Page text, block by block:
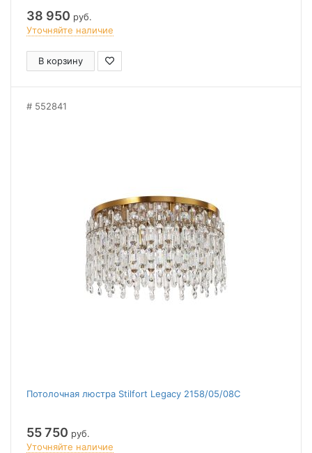
38 950 руб.
Уточняйте наличие
В корзину
552841
Потолочная люстра Stilfort Legacy 2158/05/08C
55 750 руб.
Уточняйте наличие